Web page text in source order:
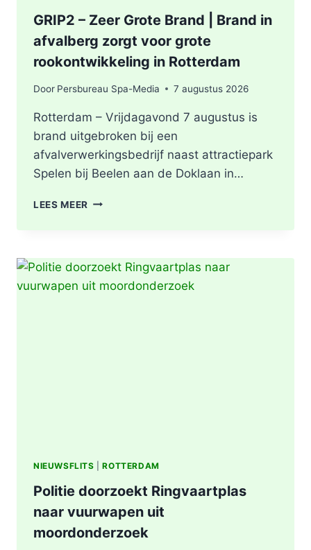
GRIP2 – Zeer Grote Brand | Brand in
afvalberg zorgt voor grote
rookontwikkeling in Rotterdam
Door Persbureau Spa-Media 7 augustus 2026
Rotterdam – Vrijdagavond 7 augustus is
brand uitgebroken bij een
afvalverwerkingsbedrijf naast attractiepark
Spelen bij Beelen aan de Doklaan in…
LEES MEER GRIP2
BRAND
|
BRAND
NIEUWSFLITS |ROTTERDAM
Politie doorzoekt Ringvaartplas
naar vuurwapen uit
moordonderzoek